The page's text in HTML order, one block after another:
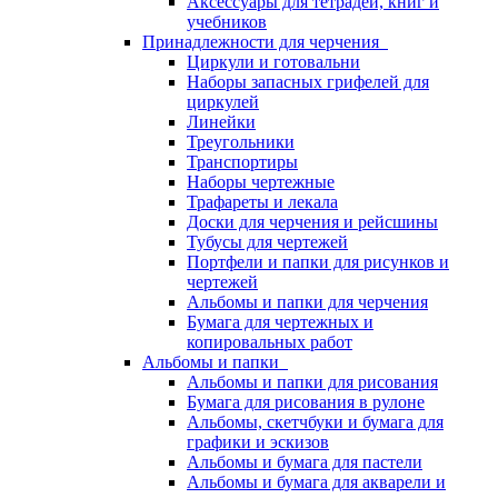
учебников
Принадлежности для черчения
Циркули и готовальни
Наборы запасных грифелей для
циркулей
Линейки
Треугольники
Транспортиры
Наборы чертежные
Трафареты и лекала
Доски для черчения и рейсшины
Тубусы для чертежей
Портфели и папки для рисунков и
чертежей
Альбомы и папки для черчения
Бумага для чертежных и
копировальных работ
Альбомы и папки
Альбомы и папки для рисования
Бумага для рисования в рулоне
Альбомы, скетчбуки и бумага для
графики и эскизов
Альбомы и бумага для пастели
Альбомы и бумага для акварели и